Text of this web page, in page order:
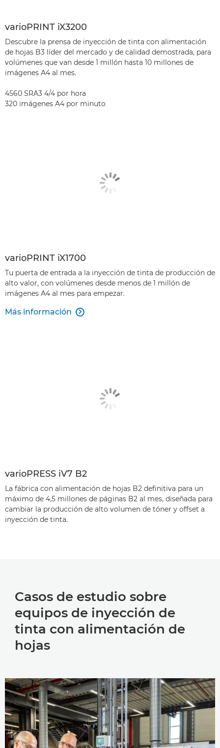
varioPRINT iX3200
Descubre la prensa de inyección de tinta con alimentación
de hojas B3 líder del mercado y de calidad demostrada, para
volúmenes que van desde 1 millón hasta 10 millones de
imágenes A4 al mes.
4560 SRA3 4/4 por hora
320 imágenes A4 por minuto
varioPRINT iX1700
Tu puerta de entrada a la inyección de tinta de producción de
alto valor, con volúmenes desde menos de 1 millón de
imágenes A4 al mes para empezar.
Más información 
varioPRESS iV7 B2
La fábrica con alimentación de hojas B2 definitiva para un
máximo de 4,5 millones de páginas B2 al mes, diseñada para
cambiar la producción de alto volumen de tóner y offset a
inyección de tinta.
Casos de estudio sobre
equipos de inyección de
tinta con alimentación de
hojas